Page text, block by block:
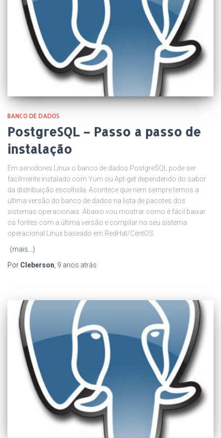
BANCO DE DADOS
PostgreSQL – Passo a passo de
instalação
Em servidores Linux o banco de dados PostgreSQL pode ser
facilmente instalado com Yum ou Apt-get dependendo do sabor
da distribuição escolhida. Acontece que nem sempre temos a
última versão do banco de dados na lista de pacotes dos
sistemas operacionais. Abaixo vou mostrar como é fácil baixar
os fontes com a última versão e compilar no seu sistema
operacional Linux baseado em RedHat/CentOS.
(mais…)
Por Cleberson, 9 anos atrás